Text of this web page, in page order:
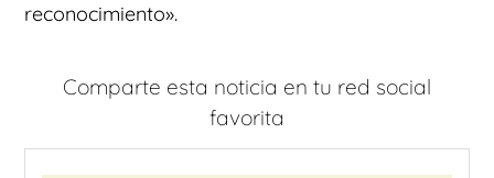
reconocimiento».
Comparte esta noticia en tu red social
favorita